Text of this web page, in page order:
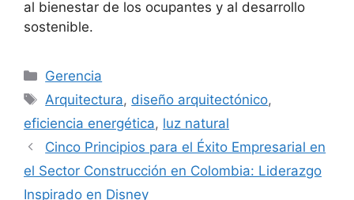
al bienestar de los ocupantes y al desarrollo
sostenible.
Categorías
Gerencia
Etiquetas
Arquitectura, diseño arquitectónico,
eficiencia energética, luz natural
Cinco Principios para el Éxito Empresarial en
el Sector Construcción en Colombia: Liderazgo
Inspirado en Disney